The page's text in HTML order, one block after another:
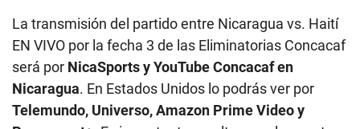
La transmisión del partido entre Nicaragua vs. Haití
EN VIVO por la fecha 3 de las Eliminatorias Concacaf
será por NicaSports y YouTube Concacaf en
Nicaragua. En Estados Unidos lo podrás ver por
Telemundo, Universo, Amazon Prime Video y